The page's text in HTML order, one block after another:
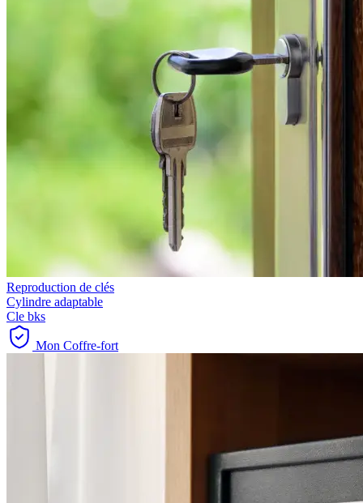
Reproduction de clés
Cylindre adaptable
Cle bks
Mon Coffre-fort